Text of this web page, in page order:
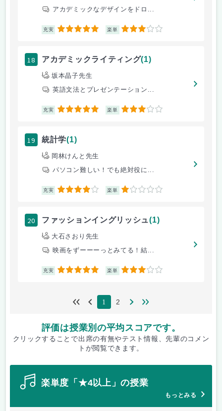
アカデミックなデザインをドロ...
充実 5 楽単 3
18 アカデミックライティング(1)
坂本晶子先生
英語文法とプレゼンテーション...
充実 5 楽単 3
19 統計学(1)
岡林けんと先生
パソコン難しい！でも絶対役に...
充実 4 楽単 1
20 ファッションイングリッシュ(1)
大石さおり先生
映画をずーーーっとみてる！結...
充実 5 楽単 3
1 2
評価は授業別の平均スコアです。
クリックすることで出席の有無やテスト情報、先輩のコメン
トが閲覧できます。
楽単度「★4以上」の授業
もっとみる